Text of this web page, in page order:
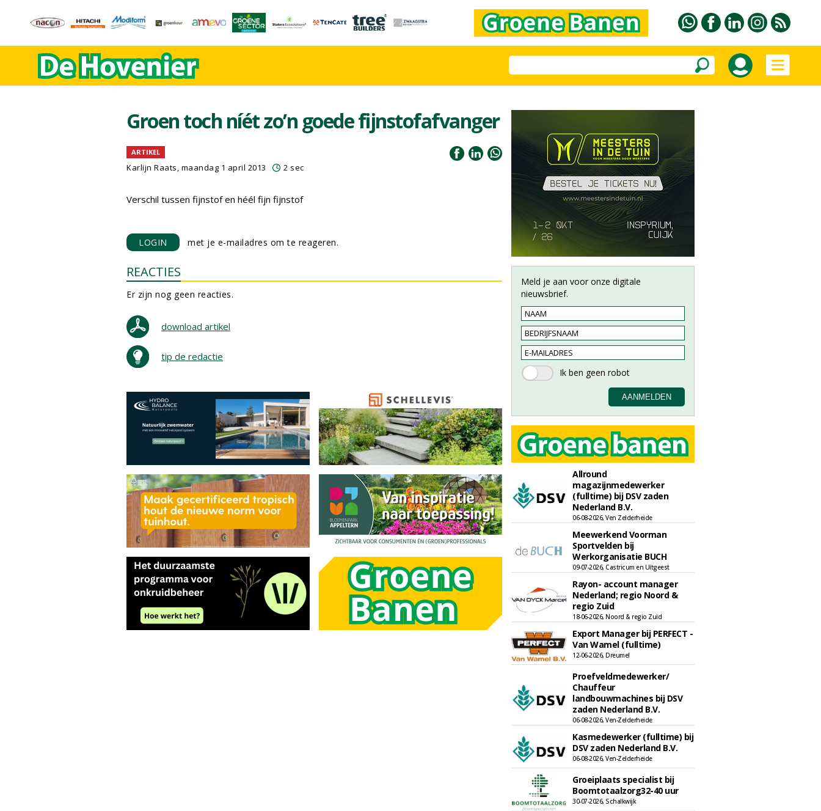
Groen toch níét zo’n goede fijnstofafvanger
ARTIKEL
Karlijn Raats, maandag 1 april 2013 2 sec
Verschil tussen fijnstof en héél fijn fijnstof
LOGIN met je e-mailadres om te reageren.
REACTIES
Er zijn nog geen reacties.
download artikel
tip de redactie
Meld je aan voor onze digitale
nieuwsbrief.
Allround
magazijnmedewerker
(fulltime) bij DSV zaden
Nederland B.V.
06-08-2026, Ven Zelderheide
Meewerkend Voorman
Sportvelden bij
Werkorganisatie BUCH
09-07-2026, Castricum en Uitgeest
Rayon- account manager
Nederland; regio Noord &
regio Zuid
18-06-2026, Noord & regio Zuid
Export Manager bij PERFECT -
Van Wamel (fulltime)
12-06-2026, Dreumel
Proefveldmedewerker/
Chauffeur
landbouwmachines bij DSV
zaden Nederland B.V.
06-08-2026, Ven-Zelderheide
Kasmedewerker (fulltime) bij
DSV zaden Nederland B.V.
06-08-2026, Ven-Zelderheide
Groeiplaats specialist bij
Boomtotaalzorg32-40 uur
30-07-2026, Schalkwijk